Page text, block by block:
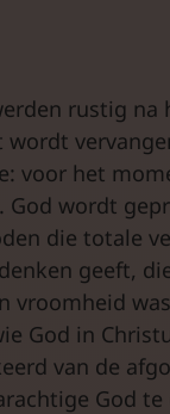
rustig na
wordt
voor het
God wordt
die totale
geeft,
vroomheid
God in
van de
God